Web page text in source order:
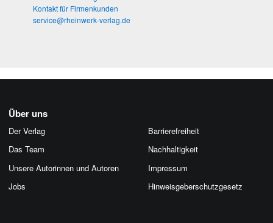
Kontakt für Firmenkunden
service@rheinwerk-verlag.de
Über uns
Der Verlag
Das Team
Unsere Autorinnen und Autoren
Jobs
Barrierefreiheit
Nachhaltigkeit
Impressum
Hinweis­geber­schutz­gesetz